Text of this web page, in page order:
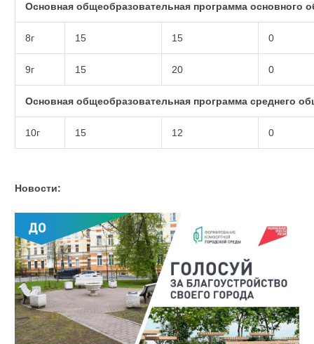
Основная общеобразовательная программа основного
8г 15 15 0
9г 15 20 0
Основная общеобразовательная программа среднего
10г 15 12 0
Новости: